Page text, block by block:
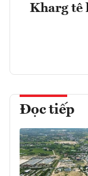
Kharg tê
Đọc tiếp